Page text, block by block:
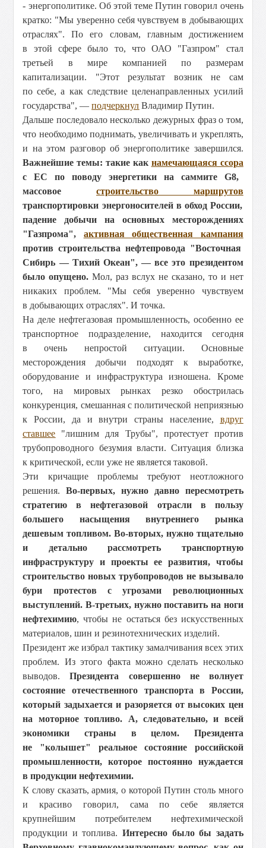
- энергополитике. Об этой теме Путин говорил очень
кратко: "Мы уверенно себя чувствуем в добывающих
отраслях". По его словам, главным достижением
в этой сфере было то, что ОАО "Газпром" стал
третьей в мире компанией по размерам
капитализации. "Этот результат возник не сам
по себе, а как следствие целенаправленных усилий
государства", —подчеркнул Владимир Путин.
Дальше последовало несколько дежурных фраз о том,
что необходимо поднимать, увеличивать и укреплять,
и на этом разговор об энергополитике завершился.
Важнейшие темы: такие как намечающаяся ссора
с ЕС по поводу энергетики на саммите G8,
массовое строительство маршрутов
транспортировки энергоносителей в обход России,
падение добычи на основных месторождениях
"Газпрома", активная общественная кампания
против строительства нефтепровода "Восточная
Сибирь — Тихий Океан", — все это президентом
было опущено.Мол, раз вслух не сказано, то и нет
никаких проблем. "Мы себя уверенно чувствуем
в добывающих отраслях". И точка.
На деле нефтегазовая промышленность, особенно ее
транспортное подразделение, находится сегодня
в очень непростой ситуации. Основные
месторождения добычи подходят к выработке,
оборудование и инфраструктура изношена. Кроме
того, на мировых рынках резко обострилась
конкуренция, смешанная с политической неприязнью
к России, да и внутри страны население, вдруг
ставшее "лишним для Трубы", протестует против
трубопроводного безумия власти. Ситуация близка
к критической, если уже не является таковой.
Эти кричащие проблемы требуют неотложного
решения.Во-первых, нужно давно пересмотреть
стратегию в нефтегазовой отрасли в пользу
большего насыщения внутреннего рынка
дешевым топливом. Во-вторых, нужно тщательно
и детально рассмотреть транспортную
инфраструктуру и проекты ее развития, чтобы
строительство новых трубопроводов не вызывало
бури протестов с угрозами революционных
выступлений. В-третьих, нужно поставить на ноги
нефтехимию, чтобы не остаться без искусственных
материалов, шин и резинотехнических изделий.
Президент же избрал тактику замалчивания всех этих
проблем. Из этого факта можно сделать несколько
выводов.Президента совершенно не волнует
состояние отечественного транспорта в России,
который задыхается и разоряется от высоких цен
на моторное топливо. А, следовательно, и всей
экономики страны в целом. Президента
не "колышет" реальное состояние российской
промышленности, которое постоянно нуждается
в продукции нефтехимии.
К слову сказать, армия, о которой Путин столь много
и красиво говорил, сама по себе является
крупнейшим потребителем нефтехимической
продукции и топлива. Интересно было бы задать